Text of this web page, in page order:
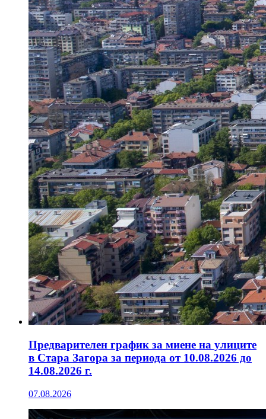
Предварителен график за миене на улиците
в Стара Загора за периода от 10.08.2026 до
14.08.2026 г.
07.08.2026